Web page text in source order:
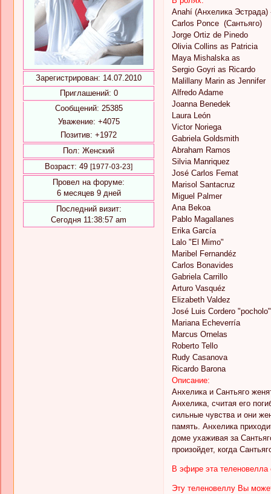
Зарегистрирован: 14.07.2010
Приглашений: 0
Сообщений: 25385
Уважение: +4075
Позитив: +1972
Пол: Женский
Возраст: 49 [1977-03-23]
Провел на форуме:
6 месяцев 9 дней
Последний визит:
Сегодня 11:38:57 am
Anahí (Анхелика
Carlos Ponce (Сантьяго)
Jorge Ortiz de Pinedo
Olivia Collins as Patricia
Maya Mishalska as
Sergio Goyri as Ricardo
Malillany Marin as Jennifer
Alfredo Adame
Joanna Benedek
Laura León
Victor Noriega
Gabriela Goldsmith
Abraham Ramos
Silvia Manriquez
José Carlos Femat
Marisol Santacruz
Miguel Palmer
Ana Bekoa
Pablo Magallanes
Erika García
Lalo "El Mimo"
Maribel Fernandéz
Carlos Bonavides
Gabriela Carrillo
Arturo Vasquéz
Elizabeth Valdez
José Luis Cordero "pocholo"
Mariana Echeverría
Marcus Ornelas
Roberto Tello
Rudy Casanova
Ricardo Barona
Описание:
Анхелика и Сантьяго
Анхелика, считая его
сильные чувства и они
память. Анхелика
доме ухаживая за
произойдет, когда
В эфире эта
Эту теленовеллу Вы